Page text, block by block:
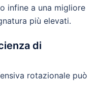
infine a una migliore
più elevati.
di
rotazionale può